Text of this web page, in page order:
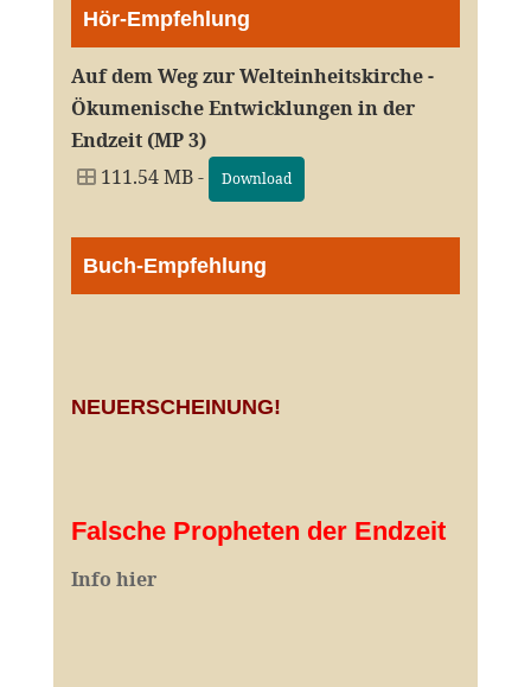
Hör-Empfehlung
Auf dem Weg zur Welteinheitskirche -
Ökumenische Entwicklungen in der
Endzeit (MP 3)
111.54 MB -
Download
Buch-Empfehlung
NEUERSCHEINUNG!
Falsche Propheten der Endzeit
Info hier